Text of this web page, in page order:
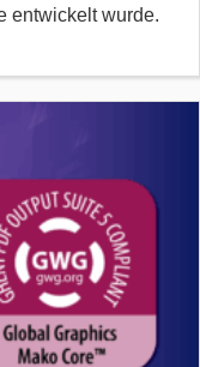
entwickelt wurde.